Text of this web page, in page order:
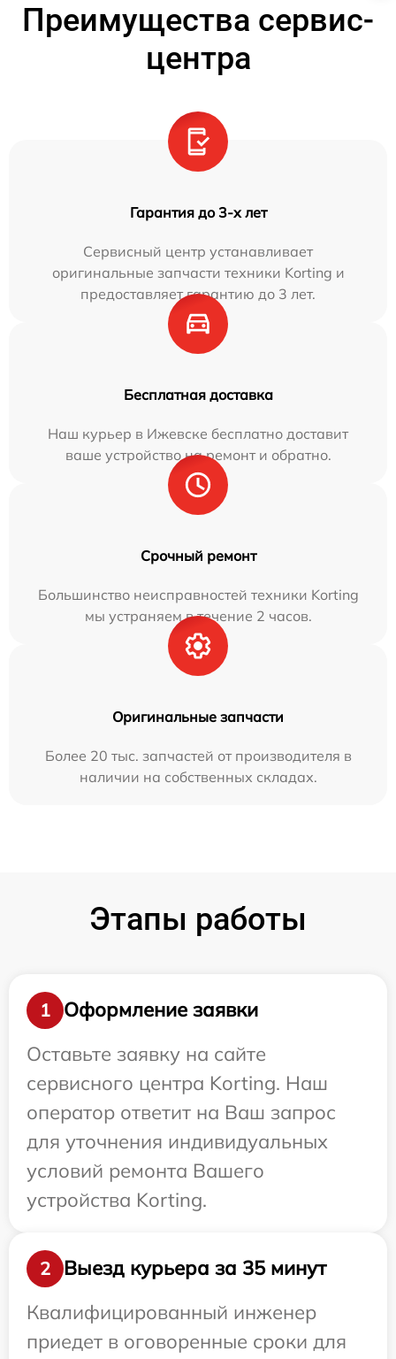
Преимущества сервис-
центра
Гарантия до 3-х лет
Сервисный центр устанавливает
оригинальные запчасти техники Korting и
предоставляет гарантию до 3 лет.
Бесплатная доставка
Наш курьер в Ижевске бесплатно доставит
ваше устройство на ремонт и обратно.
Срочный ремонт
Большинство неисправностей техники Korting
мы устраняем в течение 2 часов.
Оригинальные запчасти
Более 20 тыс. запчастей от производителя в
наличии на собственных складах.
Этапы работы
1
Оформление заявки
Оставьте заявку на сайте
сервисного центра Korting. Наш
оператор ответит на Ваш запрос
для уточнения индивидуальных
условий ремонта Вашего
устройства Korting.
2
Выезд курьера за 35 минут
Квалифицированный инженер
приедет в оговоренные сроки для